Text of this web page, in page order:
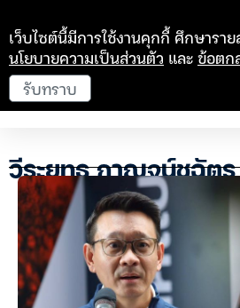
วีระยุทธ กาญจน์ชูฉัตร
เว็บไซต์นี้มีการใช้งานคุกกี้ ศึกษารา
นโยบายความเป็นส่วนตัว และข้อตก
รับทราบ